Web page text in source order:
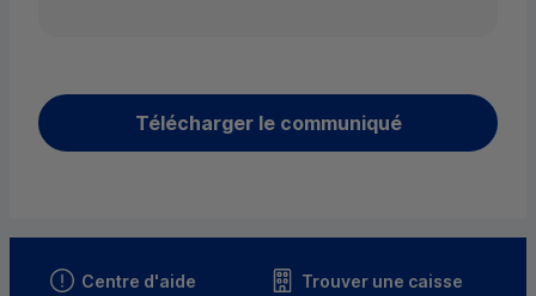
Télécharger le communiqué
Centre d'aide Trouver une caisse